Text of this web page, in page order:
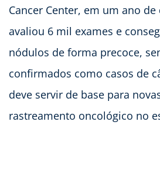
Cancer Center, em um ano de
avaliou 6 mil exames e
nódulos de forma precoce,
confirmados como casos de
deve servir de base para
rastreamento oncológico no